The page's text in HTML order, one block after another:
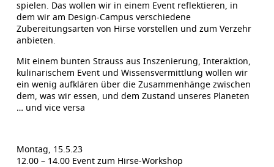
spielen. Das wollen wir in einem Event reflektieren, in
dem wir am Design-Campus verschiedene
Zubereitungsarten von Hirse vorstellen und zum Verzehr
anbieten.
Mit einem bunten Strauss aus Inszenierung, Interaktion,
kulinarischem Event und Wissensvermittlung wollen wir
ein wenig aufklären über die Zusammenhänge zwischen
dem, was wir essen, und dem Zustand unseres Planeten
… und vice versa
Montag, 15.5.23
12.00 – 14.00 Event zum Hirse-Workshop